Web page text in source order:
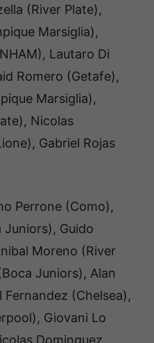
(River Plate),
Marsiglia),
Lautaro Di
Romero (Getafe),
Marsiglia),
Nicolas
Gabriel Rojas
Perrone (Como),
Juniors), Guido
Moreno (River
Juniors), Alan
(Chelsea),
Giovani Lo
Dominguez